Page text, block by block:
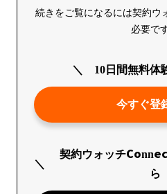
続きをご覧になるには契約ウ
必要で
10日間無料体
今すぐ登
契約ウォッチ
ら